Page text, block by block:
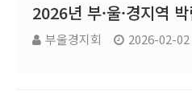
2026년 부·울·경지역
부울경지회 2026-02-02